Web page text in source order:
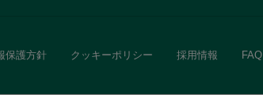
保護方針 クッキーポリシー 採用情報 FAQ